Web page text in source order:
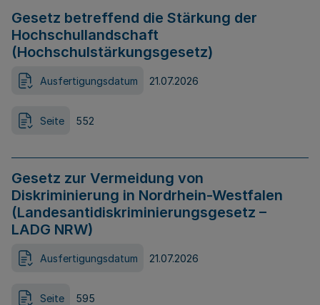
Gesetz betreffend die Stärkung der
Hochschullandschaft
(Hochschulstärkungsgesetz)
Ausfertigungsdatum 21.07.2026
Seite 552
Gesetz zur Vermeidung von
Diskriminierung in Nordrhein-Westfalen
(Landesantidiskriminierungsgesetz –
LADG NRW)
Ausfertigungsdatum 21.07.2026
Seite 595